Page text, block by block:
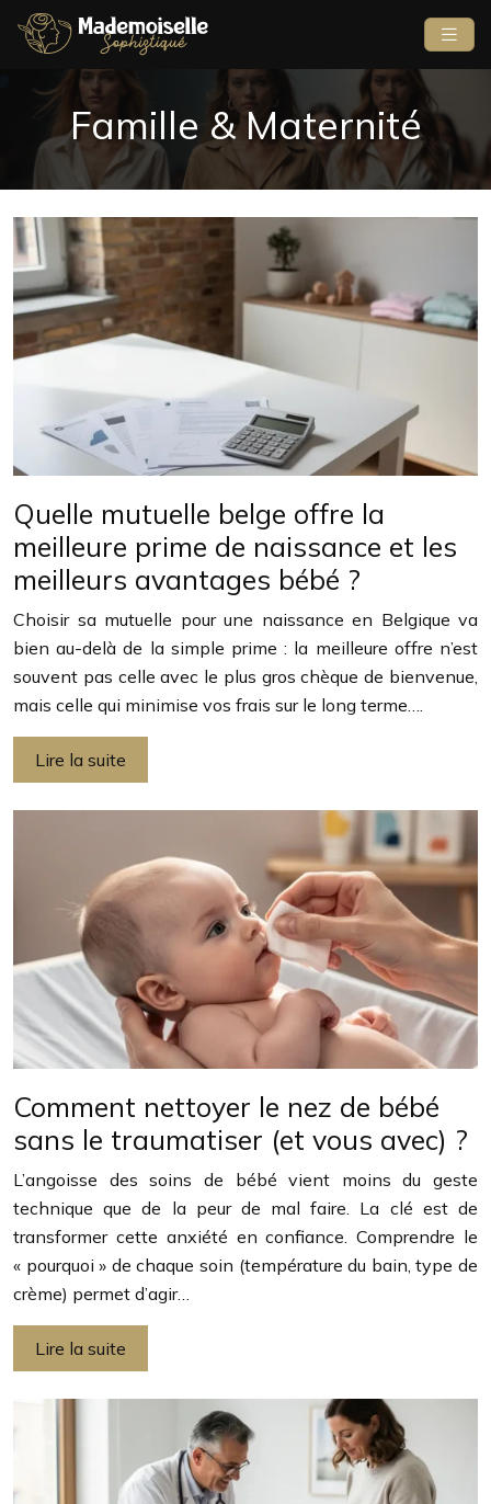
Famille & Maternité
Quelle mutuelle belge offre la
meilleure prime de naissance et les
meilleurs avantages bébé ?
Choisir sa mutuelle pour une naissance en Belgique va
bien au-delà de la simple prime : la meilleure offre n’est
souvent pas celle avec le plus gros chèque de bienvenue,
mais celle qui minimise vos frais sur le long terme….
Lire la suite
Comment nettoyer le nez de bébé
sans le traumatiser (et vous avec) ?
L’angoisse des soins de bébé vient moins du geste
technique que de la peur de mal faire. La clé est de
transformer cette anxiété en confiance. Comprendre le
« pourquoi » de chaque soin (température du bain, type de
crème) permet d’agir…
Lire la suite